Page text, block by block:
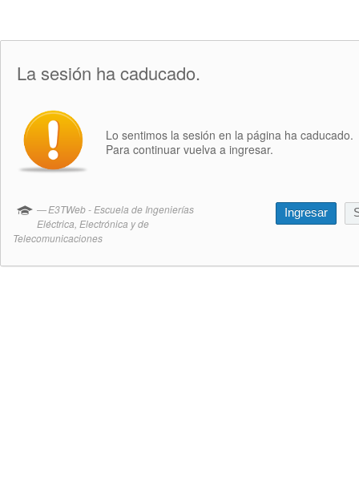
La sesión ha caducado.
Lo sentimos la sesión en la página ha caducado.
Para continuar vuelva a ingresar.
E3TWeb - Escuela de Ingenierías
Eléctrica, Electrónica y de
Telecomunicaciones
Ingresar